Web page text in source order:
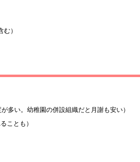
）
多い。幼稚園の併設組織だと月謝も安い）
れることも）